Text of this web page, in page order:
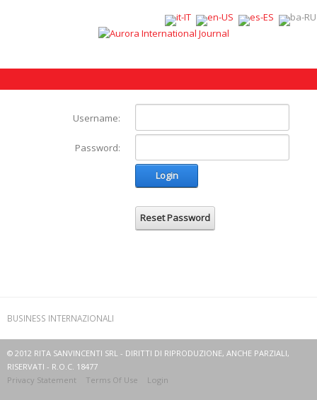
Username:
Password:
Login
Reset Password
BUSINESS INTERNAZIONALI
© 2012 RITA SANVINCENTI SRL - DIRITTI DI RIPRODUZIONE, ANCHE PARZIALI,
RISERVATI - R.O.C. 18477
Privacy Statement
Terms Of Use Login